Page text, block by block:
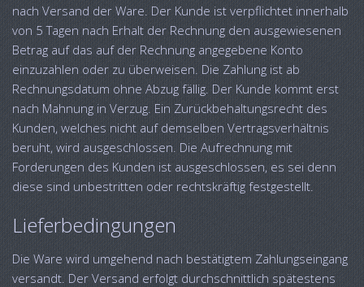
nach Versand der Ware. Der Kunde ist verpflichtet innerhalb
von 5 Tagen nach Erhalt der Rechnung den ausgewiesenen
Betrag auf das auf der Rechnung angegebene Konto
einzuzahlen oder zu überweisen. Die Zahlung ist ab
Rechnungsdatum ohne Abzug fällig. Der Kunde kommt erst
nach Mahnung in Verzug. Ein Zurückbehaltungsrecht des
Kunden, welches nicht auf demselben Vertragsverhältnis
beruht, wird ausgeschlossen. Die Aufrechnung mit
Forderungen des Kunden ist ausgeschlossen, es sei denn
diese sind unbestritten oder rechtskräftig festgestellt.
Lieferbedingungen
Die Ware wird umgehend nach bestätigtem Zahlungseingang
versandt. Der Versand erfolgt durchschnittlich spätestens